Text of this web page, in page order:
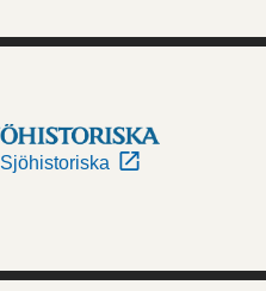
Sjöhistoriska